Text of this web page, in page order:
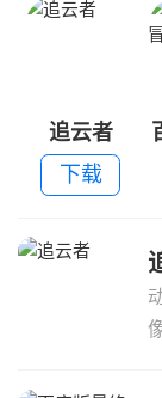
追云者
下载